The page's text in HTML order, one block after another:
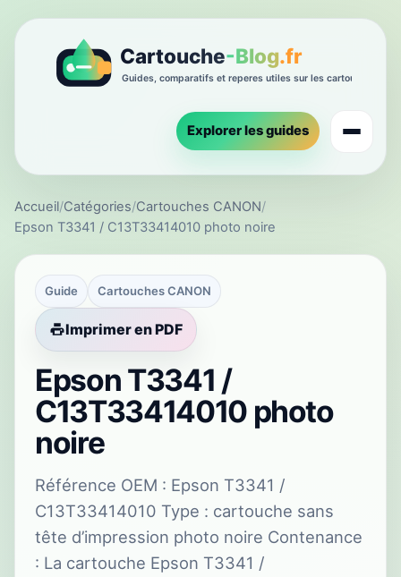
Explorer les guides
Accueil/Catégories/Cartouches CANON/
Epson T3341 / C13T33414010 photo noire
Guide Cartouches CANON
Imprimer en PDF
Epson T3341 /
C13T33414010 photo
noire
Référence OEM : Epson T3341 /
C13T33414010 Type : cartouche sans
tête d’impression photo noire Contenance
: La cartouche Epson T3341 /